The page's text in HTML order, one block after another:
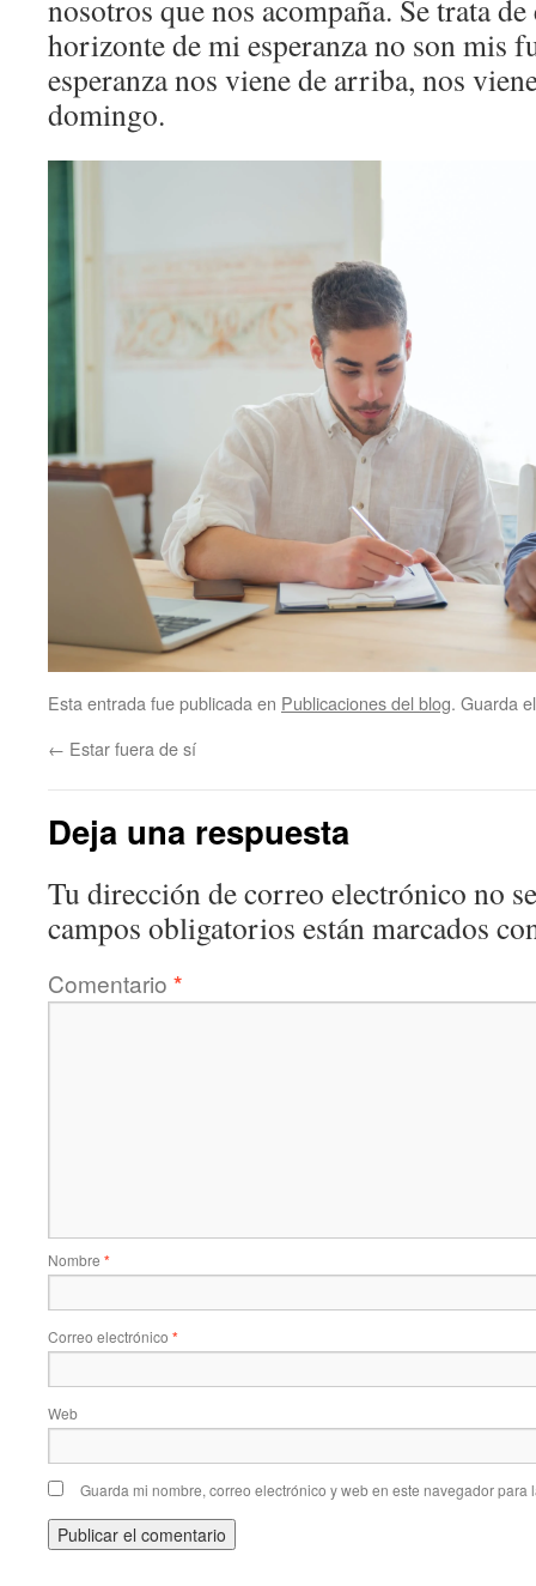
nosotros que nos acompaña. Se trata
horizonte de mi esperanza no son mis
esperanza nos viene de arriba, nos
domingo.
Esta entrada fue publicada en Publicaciones del blog. Guarda
← Estar fuera de sí
Deja una respuesta
Tu dirección de correo electrónico no
campos obligatorios están marcados
Comentario *
Nombre *
Correo electrónico *
Web
Guarda mi nombre, correo electrónico y web en este navegador para